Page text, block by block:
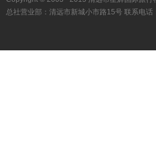
总社营业部：清远市新城小市路15号 联系电